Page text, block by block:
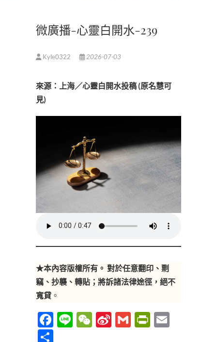
微廣播-心靈白開水-239
Kyle0322 2026-07-03
來源：上海／心靈白開水投稿 (原名慧可
見)
★本內容版權所有。 對於任意翻印、剽
竊、抄襲、轉貼；將訴諸法律途徑， 絕不
寬貸 。
F
Li
W Si G
P